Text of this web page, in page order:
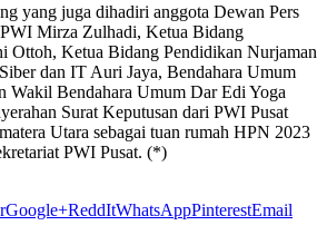
yang juga dihadiri anggota Dewan Pers
Mirza Zulhadi, Ketua Bidang
Ottoh, Ketua Bidang Pendidikan Nurjaman
dan IT Auri Jaya, Bendahara Umum
Wakil Bendahara Umum Dar Edi Yoga
Surat Keputusan dari PWI Pusat
Utara sebagai tuan rumah HPN 2023
PWI Pusat. (*)
Google+ReddItWhatsAppPinterestEmail